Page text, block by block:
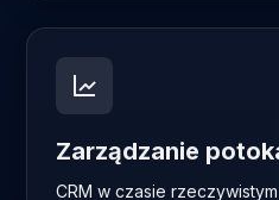
Zarządzanie
CRM w czasie